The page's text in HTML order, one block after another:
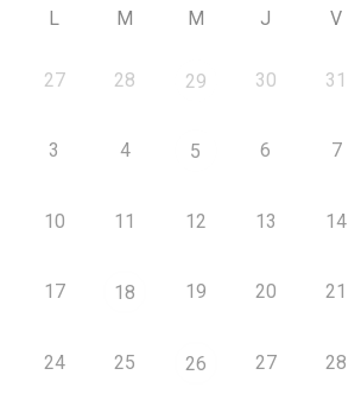
L M M J V
27 28 29 30 31
3 4 5 6 7
10 11 12 13 14
17 18 19 20 21
24 25 26 27 28